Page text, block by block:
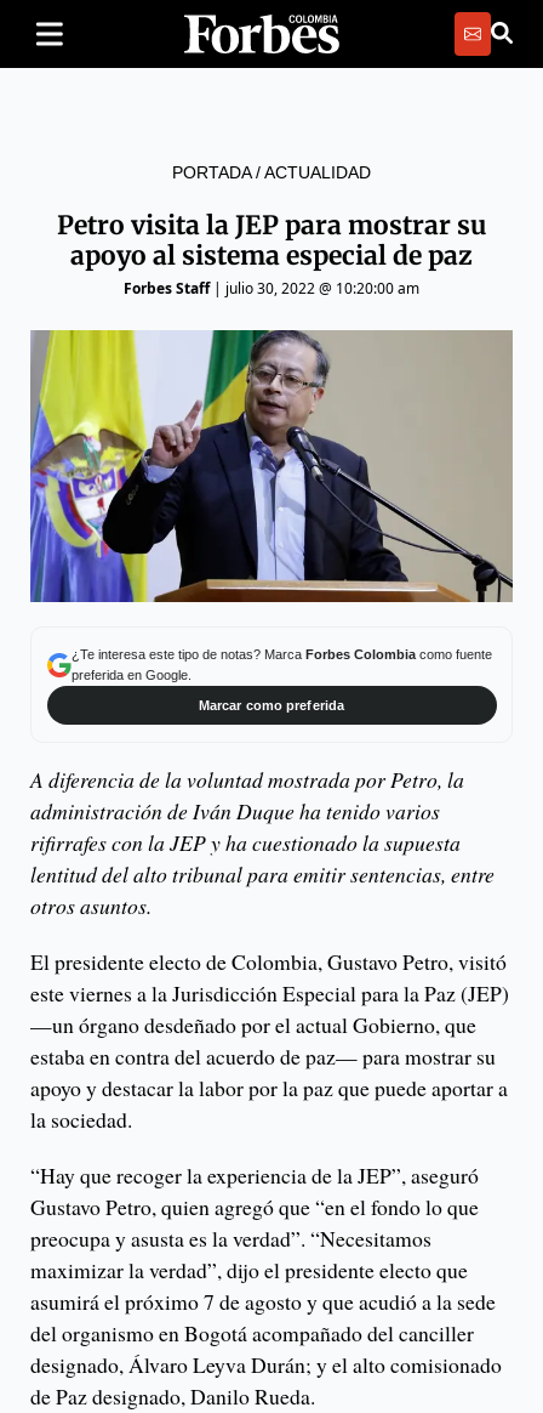
PORTADA/ACTUALIDAD
Petro visita la JEP para mostrar su
apoyo al sistema especial de paz
Forbes Staff| julio 30, 2022 @ 10:20:00 am
¿Te interesa este tipo de notas? Marca Forbes Colombiacomo fuente
preferida en Google.
Marcar como preferida
A diferencia de la voluntad mostrada por Petro, la
administración de Iván Duque ha tenido varios
rifirrafes con la JEP y ha cuestionado la supuesta
lentitud del alto tribunal para emitir sentencias, entre
otros asuntos.
El presidente electo de Colombia, Gustavo Petro, visitó
este viernes a la Jurisdicción Especial para la Paz (JEP)
—un órgano desdeñado por el actual Gobierno, que
estaba en contra del acuerdo de paz— para mostrar su
apoyo y destacar la labor por la paz que puede aportar a
la sociedad.
“Hay que recoger la experiencia de la JEP”, aseguró
Gustavo Petro, quien agregó que “en el fondo lo que
preocupa y asusta es la verdad”. “Necesitamos
maximizar la verdad”, dijo el presidente electo que
asumirá el próximo 7 de agosto y que acudió a la sede
del organismo en Bogotá acompañado del canciller
designado, Álvaro Leyva Durán; y el alto comisionado
de Paz designado, Danilo Rueda.